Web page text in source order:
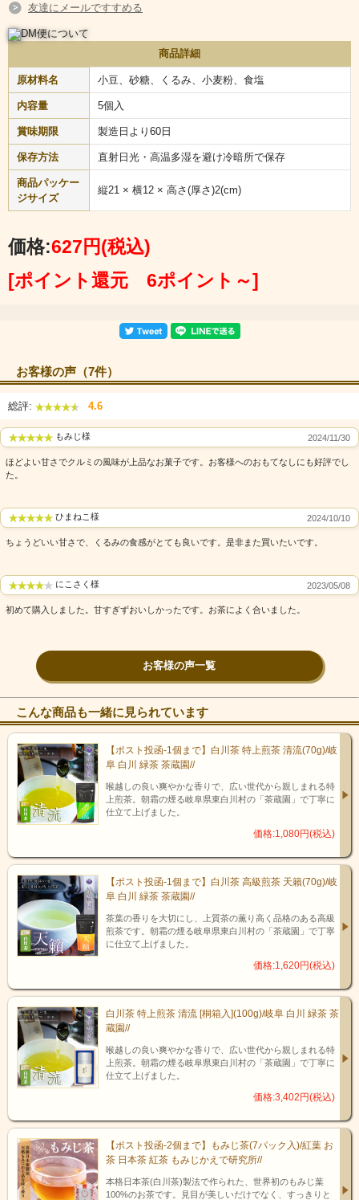
飛騨高山の優しい和菓子
「くるみよせ」
品評会にて「最優秀賞受賞」の逸品、
自信をもってオススメします！
飛騨高山の優しい和菓子「くるみよせ」
甘さを抑えた滑らかな「こし餡」と食感豊かな「くるみ」
は相性抜群！
甘すぎず、素材の味を楽しめる大人の味わいになっていま
飛騨山味屋「くるみよせ」は
平成27年度高山市「新作土産品審査会」
審査員の舌を唸らせる、本物の和菓子です。
友達にメールですすめる
商品詳細
原材料名 小豆、砂糖、くるみ、小麦粉、食塩
内容量 5個入
賞味期限 製造日より60日
保存方法 直射日光・高温多湿を避け冷暗所で保存
商品パッケー
ジサイズ
縦21 × 横12 × 高さ(厚さ)2(cm)
価格:627円(税込)
[ポイント還元 6ポイント～]
お客様の声（7件）
総評: 4.6
もみじ様 2024/11/30
ほどよい甘さでクルミの風味が上品なお菓子です。お客様へのおもてなしにも好評でし
た。
ひまねこ様 2024/10/10
ちょうどいい甘さで、くるみの食感がとても良いです。是非また買いたいです。
にこさく様 2023/05/08
初めて購入しました。甘すぎずおいしかったです。お茶によく合いました。
お客様の声一覧
こんな商品も一緒に見られています
【ポスト投函-1個まで】白川茶 特上煎茶 清流(70g)/岐
阜 白川 緑茶 茶蔵園//
喉越しの良い爽やかな香りで、広い世代から親しまれる特
上煎茶。朝霜の煙る岐阜県東白川村の「茶蔵園」で丁寧に
仕立て上げました。
価格:1,080円(税込)
【ポスト投函-1個まで】白川茶 高級煎茶 天籟(70g)/岐
阜 白川 緑茶 茶蔵園//
茶葉の香りを大切にし、上質茶の薫り高く品格のある高級
煎茶です。朝霜の煙る岐阜県東白川村の「茶蔵園」で丁寧
に仕立て上げました。
価格:1,620円(税込)
白川茶 特上煎茶 清流 [桐箱入](100g)/岐阜 白川 緑茶 茶
蔵園//
喉越しの良い爽やかな香りで、広い世代から親しまれる特
上煎茶。朝霜の煙る岐阜県東白川村の「茶蔵園」で丁寧に
仕立て上げました。
価格:3,402円(税込)
【ポスト投函-2個まで】もみじ茶(7パック入)/紅葉 お
茶 日本茶 紅茶 もみじかえで研究所//
本格日本茶(白川茶)製法で作られた、世界初のもみじ葉
100%のお茶です。見目が美しいだけでなく、すっきりと